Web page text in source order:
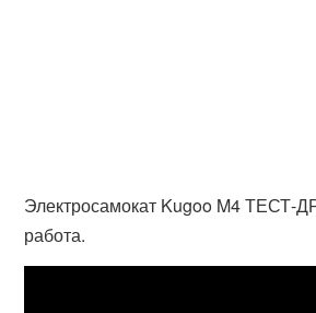
Электросамокат Kugoo M4 ТЕСТ-
работа.